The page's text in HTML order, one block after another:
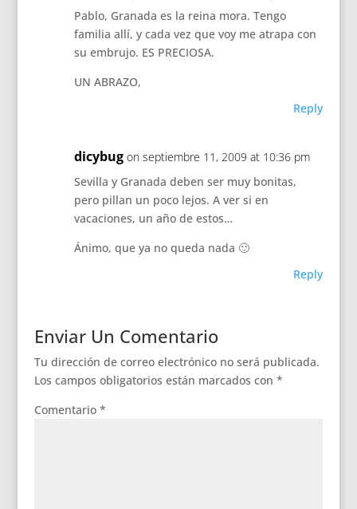
Pablo, Granada es la reina mora. Tengo
familia allí, y cada vez que voy me atrapa con
su embrujo. ES PRECIOSA.
UN ABRAZO,
Reply
dicybug on septiembre 11, 2009 at 10:36 pm
Sevilla y Granada deben ser muy bonitas,
pero pillan un poco lejos. A ver si en
vacaciones, un año de estos…
Ánimo, que ya no queda nada 🙂
Reply
Enviar Un Comentario
Tu dirección de correo electrónico no será publicada.
Los campos obligatorios están marcados con *
Comentario *